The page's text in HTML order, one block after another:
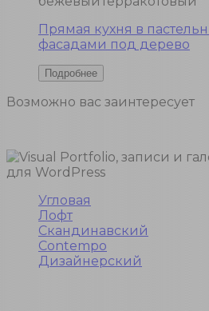
Прямая кухня в
фасадами под дерево
Возможно вас заинтересует
Угловая
Лофт
Скандинавский
Contempo
Дизайнерский